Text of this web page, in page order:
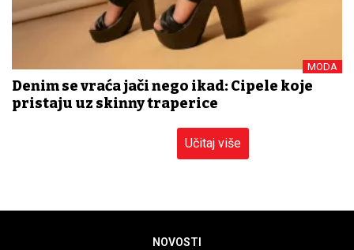
MODA
Denim se vraća jači nego ikad: Cipele koje
pristaju uz skinny traperice
Učitaj više
NOVOSTI